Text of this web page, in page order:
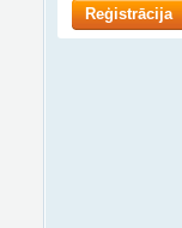
Reģistrācija